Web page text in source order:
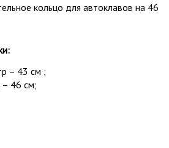
кольцо для автоклавов на 46
– 43 см ;
46 см;